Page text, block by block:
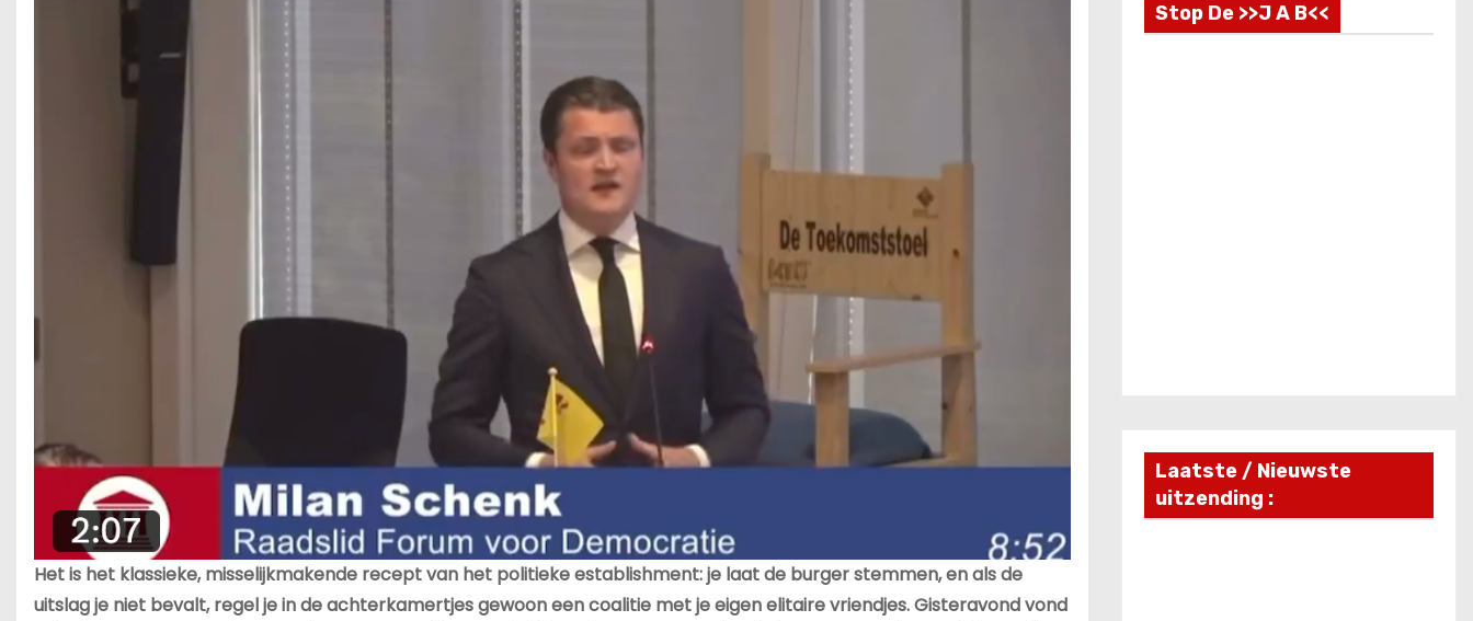
Het is het klassieke, misselijkmakende recept van het politieke establishment: je laat de burger stemmen, en als de
uitslag je niet bevalt, regel je in de achterkamertjes gewoon een coalitie met je eigen elitaire vriendjes. Gisteravond vond
Stop De >>J A B<<
Laatste / Nieuwste
uitzending :